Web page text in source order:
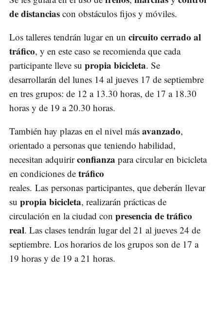
de distancias con obstáculos fijos y móviles.
Los talleres tendrán lugar en un circuito cerrado al
tráfico, y en este caso se recomienda que cada
participante lleve su propia bicicleta. Se
desarrollarán del lunes 14 al jueves 17 de septiembre
en tres grupos: de 12 a 13.30 horas, de 17 a 18.30
horas y de 19 a 20.30 horas.
También hay plazas en el nivel más avanzado,
orientado a personas que teniendo habilidad,
necesitan adquirirconfianza para circular en bicicleta
en condiciones de tráfico
reales. Las personas participantes, que deberán llevar
su propia bicicleta, realizarán prácticas de
circulación en la ciudad con presencia de tráfico
real. Las clases tendrán lugar del 21 al jueves 24 de
septiembre. Los horarios de los grupos son de 17 a
19 horas y de 19 a 21 horas.